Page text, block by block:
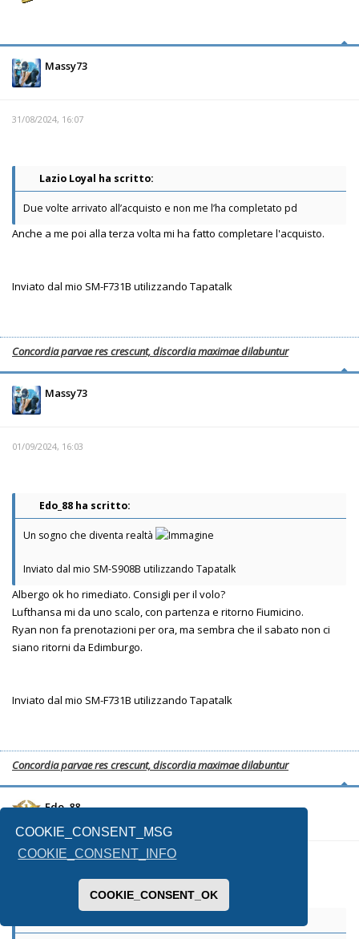
COOKIE_CONSENT_MSG
COOKIE_CONSENT_INFO
COOKIE_CONSENT_OK
Massy73
31/08/2024, 16:07
Lazio Loyal ha scritto:
Due volte arrivato all’acquisto e non me l’ha completato pd
Anche a me poi alla terza volta mi ha fatto completare l'acquisto.
Inviato dal mio SM-F731B utilizzando Tapatalk
Concordia parvae res crescunt, discordia maximae dilabuntur
Massy73
01/09/2024, 16:03
Edo_88 ha scritto:
Un sogno che diventa realtà
Inviato dal mio SM-S908B utilizzando Tapatalk
Albergo ok ho rimediato. Consigli per il volo?
Lufthansa mi da uno scalo, con partenza e ritorno Fiumicino.
Ryan non fa prenotazioni per ora, ma sembra che il sabato non ci
siano ritorni da Edimburgo.
Inviato dal mio SM-F731B utilizzando Tapatalk
Concordia parvae res crescunt, discordia maximae dilabuntur
Edo_88
02/09/2024, 14:15